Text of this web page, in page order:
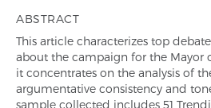
ABSTRACT
This article characterizes top
about the campaign for the Mayor
it concentrates on the analysis of
argumentative consistency and
sample collected includes 51